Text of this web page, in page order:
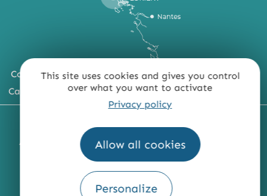
This site uses cookies and gives you control
over what you want to activate
Privacy policy
Allow all cookies
Personalize
Comment venir ?
Carte du territoire
ACCESSIBILITÉ : NON CONFORME PRESSE
QUI SOMMES-NOUS ?